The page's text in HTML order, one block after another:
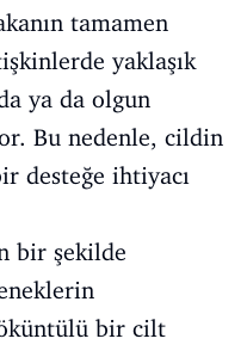
tamamen
yaklaşık
ya da olgun
Bu nedenle, cildin
desteğe ihtiyacı
bir şekilde
bir cilt